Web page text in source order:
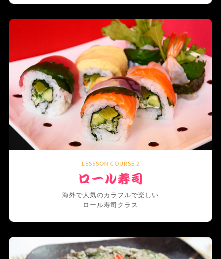
LESSSON COURSE 2
海外で人気のカラフルで楽しい
ロール寿司クラス